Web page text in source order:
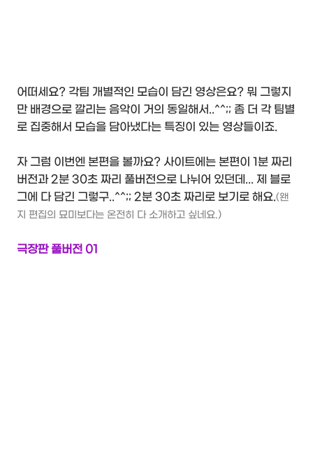
어떠세요? 각팀 개별적인 모습이 담긴 영상은요? 뭐 그렇지
만 배경으로 깔리는 음악이 거의 동일해서..^^;; 좀 더 각 팀별
로 집중해서 모습을 담아냈다는 특징이 있는 영상들이죠.
자 그럼 이번엔 본편을 볼까요? 사이트에는 본편이 1분 짜리
버전과 2분 30초 짜리 풀버전으로 나뉘어 있던데... 제 블로
그에 다 담긴 그렇구..^^;; 2분 30초 짜리로 보기로 해요.(왠
지 편집의 묘미보다는 온전히 다 소개하고 싶네요.)
극장판 풀버전 01